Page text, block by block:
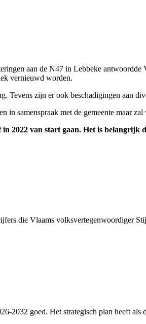
aan de N47 in Lebbeke antwoordde
vernieuwd worden.
zijn er ook beschadigingen aan
samenspraak met de gemeente maar
2022 van start gaan. Het is belangrijk
die Vlaams volksvertegenwoordiger
2032 goed. Het strategisch plan heeft